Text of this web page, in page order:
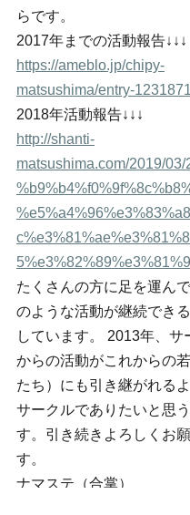
らです。
2017年までの活動報告↓↓↓
https://ameblo.jp/chipy-
matsushima/entry-
2018年活動報告↓↓↓
http://shanti-
matsushima.com/2019/
たくさんの方に足を運ん
のような活動が継続でき
しています。 2013年、サ
からの活動がこれからの
たち）にも引き継がれる
サークルでありたいと思
す。引き続きよろしくお
す。
ナマステ（合掌）